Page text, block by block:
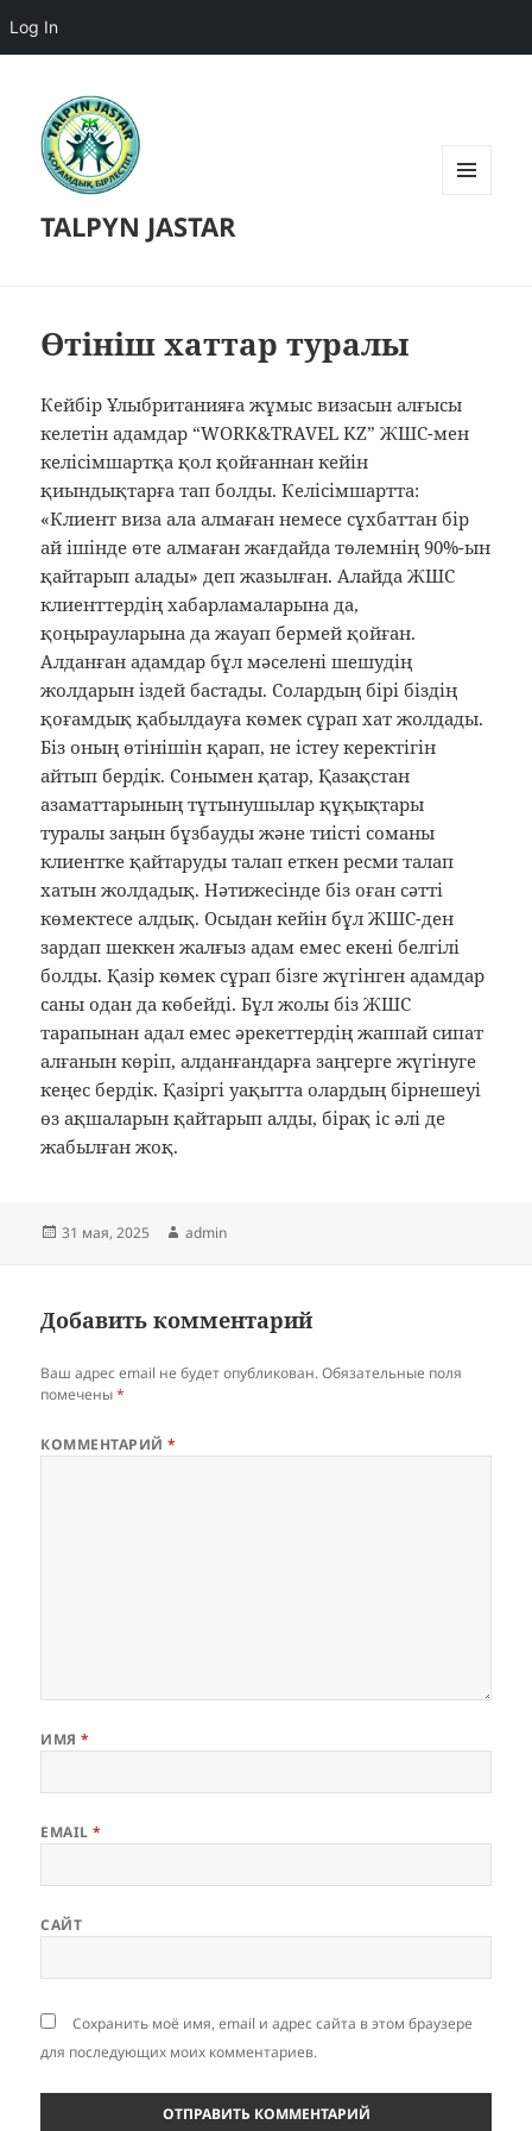
Log In
TALPYN JASTAR
Өтініш хаттар туралы
Кейбір Ұлыбританияға жұмыс визасын алғысы
келетін адамдар “WORK&TRAVEL KZ” ЖШС-мен
келісімшартқа қол қойғаннан кейін
қиындықтарға тап болды. Келісімшартта:
«Клиент виза ала алмаған немесе сұхбаттан бір
ай ішінде өте алмаған жағдайда төлемнің 90%-ын
қайтарып алады» деп жазылған. Алайда ЖШС
клиенттердің хабарламаларына да,
қоңырауларына да жауап бермей қойған.
Алданған адамдар бұл мәселені шешудің
жолдарын іздей бастады. Солардың бірі біздің
қоғамдық қабылдауға көмек сұрап хат жолдады.
Біз оның өтінішін қарап, не істеу керектігін
айтып бердік. Сонымен қатар, Қазақстан
азаматтарының тұтынушылар құқықтары
туралы заңын бұзбауды және тиісті соманы
клиентке қайтаруды талап еткен ресми талап
хатын жолдадық. Нәтижесінде біз оған сәтті
көмектесе алдық. Осыдан кейін бұл ЖШС-ден
зардап шеккен жалғыз адам емес екені белгілі
болды. Қазір көмек сұрап бізге жүгінген адамдар
саны одан да көбейді. Бұл жолы біз ЖШС
тарапынан адал емес әрекеттердің жаппай сипат
алғанын көріп, алданғандарға заңгерге жүгінуге
кеңес бердік. Қазіргі уақытта олардың бірнешеуі
өз ақшаларын қайтарып алды, бірақ іс әлі де
жабылған жоқ.
Posted
31 мая, 2025 Author
admin
Добавить комментарий
Ваш адрес email не будет опубликован. Обязательные поля
помечены*
КОММЕНТАРИЙ*
ИМЯ*
EMAIL*
САЙТ
Сохранить моё имя, email и адрес сайта в этом браузере
для последующих моих комментариев.